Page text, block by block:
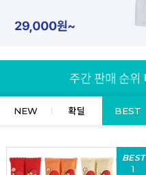
NEW 확딜 BEST
BEST
1